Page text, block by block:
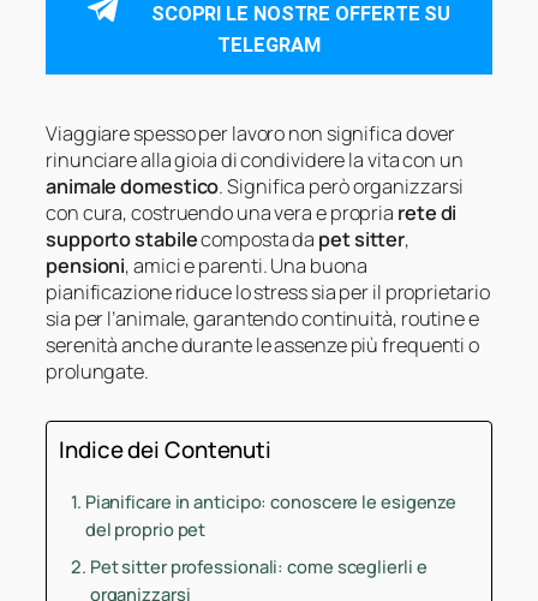
SCOPRI LE NOSTRE OFFERTE SU
TELEGRAM
Viaggiare spesso per lavoro non significa dover
rinunciare alla gioia di condividere la vita con un
animale domestico. Significa però organizzarsi
con cura, costruendo una vera e propria rete di
supporto stabilecomposta da pet sitter,
pensioni, amici e parenti. Una buona
pianificazione riduce lo stress sia per il proprietario
sia per l’animale, garantendo continuità, routine e
serenità anche durante le assenze più frequenti o
prolungate.
Indice dei Contenuti
Pianificare in anticipo: conoscere le esigenze
del proprio pet
Pet sitter professionali: come sceglierli e
organizzarsi